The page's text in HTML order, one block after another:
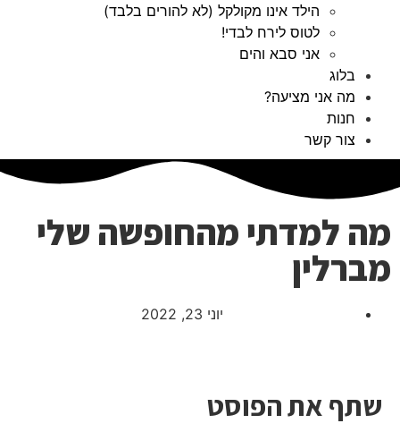
הילד אינו מקולקל (לא להורים בלבד)
לטוס לירח לבדי!
אני סבא והים
בלוג
מה אני מציעה?
חנות
צור קשר
מה למדתי מהחופשה שלי
מברלין
יוני 23, 2022
שתף את הפוסט